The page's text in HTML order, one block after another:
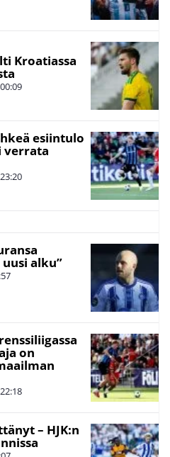
Kroatiassa
00:09
esiintulo
verrata
23:20
alku”
on
22:18
– HJK:n